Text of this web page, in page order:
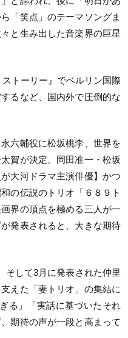
「笑点」のテーマソングま
と生み出した音楽界の巨星
トーリー』でベルリン国際
るなど、国内外で圧倒的な
六輔役に松坂桃李、世界を
賀が決定。岡田准一・松坂
大河ドラマ主演俳優】かつ
の伝説のトリオ「６８９ト
界の頂点を極める三人が一
発表されると、大きな期待
そして3月に発表された仲里
えた「妻トリオ」の集結に
る」「実話に基づいたそれ
期待の声が一段と高まって